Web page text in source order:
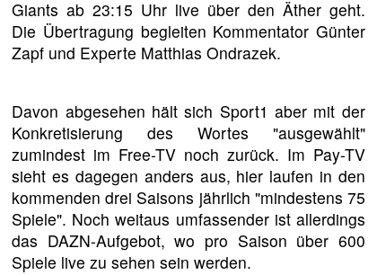
Giants ab 23:15 Uhr live über den Äther geht.
Die Übertragung begleiten Kommentator Günter
Zapf und Experte Matthias Ondrazek.
Davon abgesehen hält sich Sport1 aber mit der
Konkretisierung des Wortes "ausgewählt"
zumindest im Free-TV noch zurück. Im Pay-TV
sieht es dagegen anders aus, hier laufen in den
kommenden drei Saisons jährlich "mindestens 75
Spiele". Noch weitaus umfassender ist allerdings
das DAZN-Aufgebot, wo pro Saison über 600
Spiele live zu sehen sein werden.